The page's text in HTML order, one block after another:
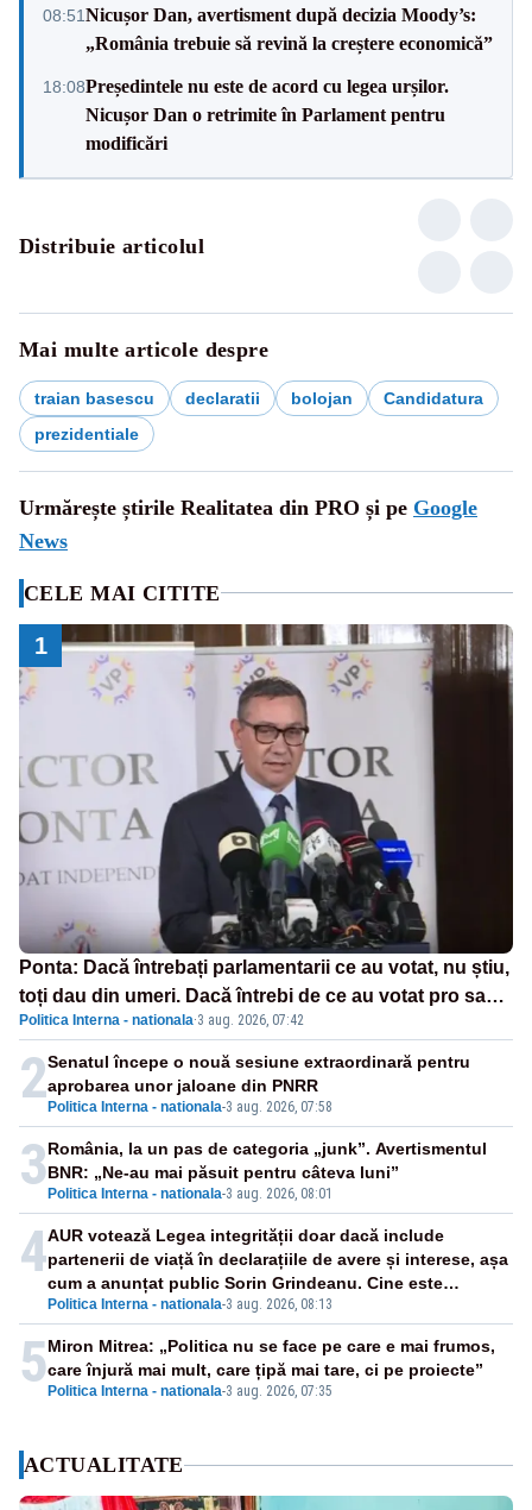
08:51Nicușor Dan, avertisment după decizia Moody’s:
„România trebuie să revină la creștere economică”
18:08Președintele nu este de acord cu legea urșilor.
Nicușor Dan o retrimite în Parlament pentru
modificări
Distribuie articolul
Mai multe articole despre
traian basescu declaratii bolojan
Candidatura
prezidentiale
Urmărește știrile Realitatea din PRO și pe Google
News
CELE MAI CITITE
1
Ponta: Dacă întrebați parlamentarii ce au votat, nu știu,
toți dau din umeri. Dacă întrebi de ce au votat pro sau
contra, o să zică: păi vrei să sară ăștia pe noi
Politica Interna - nationala·3 aug. 2026, 07:42
2 Politica Interna - nationala-3 aug. 2026, 07:58
Senatul începe o nouă sesiune extraordinară pentru
aprobarea unor jaloane din PNRR
3 Politica Interna - nationala-3 aug. 2026, 08:01
România, la un pas de categoria „junk”. Avertismentul
BNR: „Ne-au mai păsuit pentru câteva luni”
4
Politica Interna - nationala-3 aug. 2026, 08:13
AUR votează Legea integrității doar dacă include
partenerii de viață în declarațiile de avere și interese, așa
cum a anunțat public Sorin Grindeanu. Cine este
incompatibil sau în conflict de interese trebuie să plece
din funcție: fără excepții!
5 Politica Interna - nationala-3 aug. 2026, 07:35
Miron Mitrea: „Politica nu se face pe care e mai frumos,
care înjură mai mult, care țipă mai tare, ci pe proiecte”
ACTUALITATE